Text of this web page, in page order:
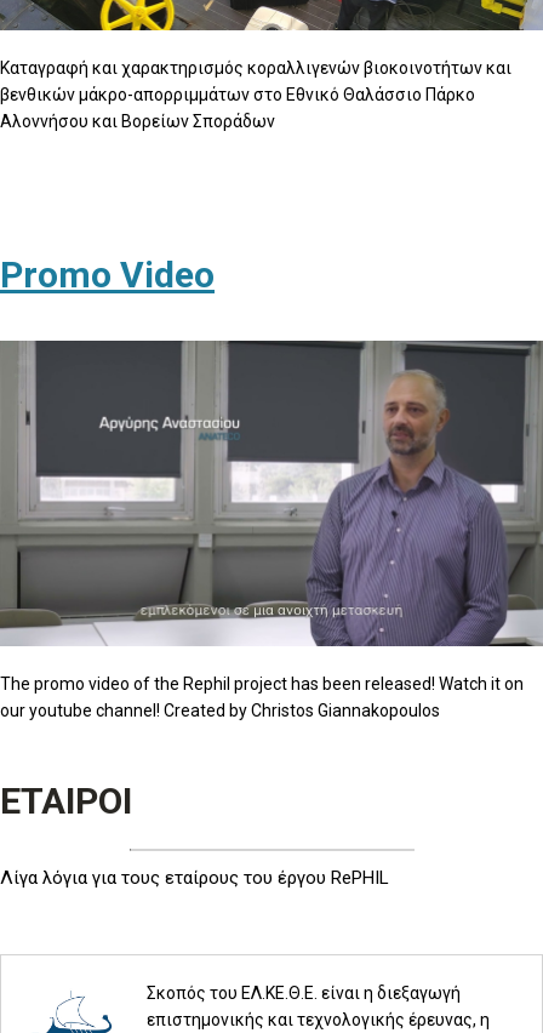
Καταγραφή και χαρακτηρισμός κοραλλιγενών βιοκοινοτήτων και
βενθικών μάκρο-απορριμμάτων στο Εθνικό Θαλάσσιο Πάρκο
Αλοννήσου και Βορείων Σποράδων
Promo Video
The promo video of the Rephil project has been released! Watch it on
our youtube channel! Created by Christos Giannakopoulos
ΕΤΑΙΡΟΙ
Λίγα λόγια για τους εταίρους του έργου RePHIL
Σκοπός του ΕΛ.ΚΕ.Θ.Ε. είναι η διεξαγωγή
επιστημονικής και τεχνολογικής έρευνας, η